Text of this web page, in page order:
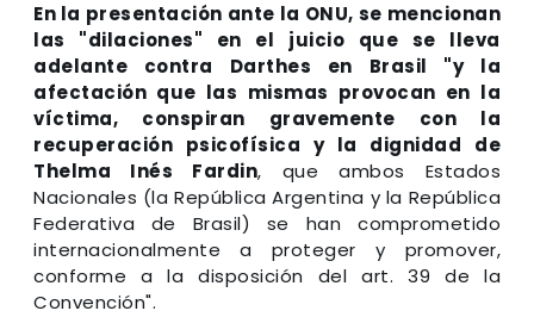
En la presentación ante la ONU, se mencionan
las "dilaciones" en el juicio que se lleva
adelante contra Darthes en Brasil "y la
afectación que las mismas provocan en la
víctima, conspiran gravemente con la
recuperación psicofísica y la dignidad de
Thelma Inés Fardin, que ambos Estados
Nacionales (la República Argentina y la República
Federativa de Brasil) se han comprometido
internacionalmente a proteger y promover,
conforme a la disposición del art. 39 de la
Convención".